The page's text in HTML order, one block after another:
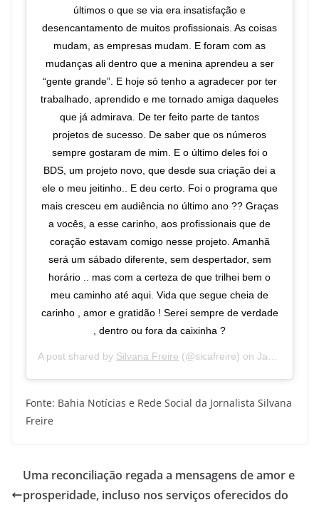
últimos o que se via era insatisfação e
desencantamento de muitos profissionais. As coisas
mudam, as empresas mudam. E foram com as
mudanças ali dentro que a menina aprendeu a ser
“gente grande”. E hoje só tenho a agradecer por ter
trabalhado, aprendido e me tornado amiga daqueles
que já admirava. De ter feito parte de tantos
projetos de sucesso. De saber que os números
sempre gostaram de mim. E o último deles foi o
BDS, um projeto novo, que desde sua criação dei a
ele o meu jeitinho.. E deu certo. Foi o programa que
mais cresceu em audiência no último ano ?? Graças
a vocês, a esse carinho, aos profissionais que de
coração estavam comigo nesse projeto. Amanhã
será um sábado diferente, sem despertador, sem
horário .. mas com a certeza de que trilhei bem o
meu caminho até aqui. Vida que segue cheia de
carinho , amor e gratidão ! Serei sempre de verdade
, dentro ou fora da caixinha ?
A post shared by Silvana Freire (@sicafreire) on Jan 10, 2020 at 6:06pm PST
Fonte: Bahia Notícias e Rede Social da Jornalista Silvana
Freire
Uma reconciliação regada a mensagens de amor e
prosperidade, incluso nos serviços oferecidos do